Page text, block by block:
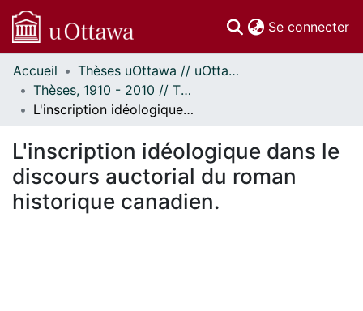
Se connecter
Communautés
et collections
Parcourir
À propos
Accueil
Thèses uOttawa // uOttawa Theses
Thèses, 1910 - 2010 // Theses, 1910 - 2010
L'inscription idéologique dans le discours auctorial du roman historique canadien.
L'inscription idéologique dans le
discours auctorial du roman
historique canadien.